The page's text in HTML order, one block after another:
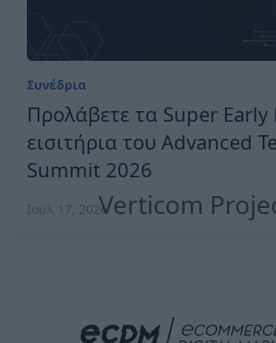
Συνέδρια
Προλάβετε τα Super Early
εισιτήρια του Advanced
Summit 2026
Ιουλ 17, 2026Verticom